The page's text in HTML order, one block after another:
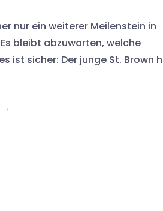
nur ein weiterer Meilenstein in
bleibt abzuwarten, welche
ist sicher: Der junge St. Brown
→